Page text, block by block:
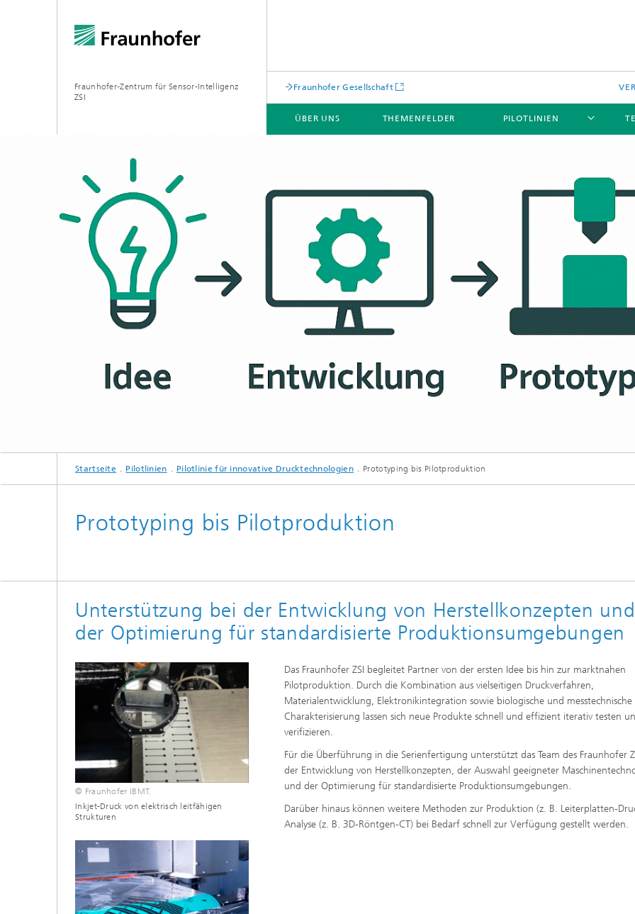
Fraunhofer-Zentrum für Sensor-Intelligenz
ZSI
Fraunhofer Gesellschaft
ÜBER UNS THEMENFELDER PILOTLINIEN
PILOTLINIEN
TECHNOLOGIEN
Startseite Pilotlinien Pilotlinie für innovative Drucktechnologien Prototyping bis Pilotproduktion
Prototyping bis Pilotproduktion
Unterstützung bei der Entwicklung von Herstellkonzepten und
der Optimierung für standardisierte Produktionsumgebungen
© Fraunhofer IBMT.
Inkjet-Druck von elektrisch leitfähigen
Strukturen
Das Fraunhofer ZSI begleitet Partner von der ersten Idee bis hin zur marktnahen
Pilotproduktion. Durch die Kombination aus vielseitigen Druckverfahren,
Materialentwicklung, Elektronikintegration sowie biologische und messtechnische
Charakterisierung lassen sich neue Produkte schnell und effizient iterativ testen
verifizieren.
Für die Überführung in die Serienfertigung unterstützt das Team des Fraunhofer
der Entwicklung von Herstellkonzepten, der Auswahl geeigneter
und der Optimierung für standardisierte Produktionsumgebungen.
Darüber hinaus können weitere Methoden zur Produktion (z. B. Leiterplatten-
Analyse (z. B. 3D-Röntgen-CT) bei Bedarf schnell zur Verfügung gestellt werden.